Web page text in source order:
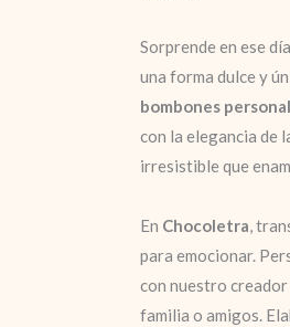
Sorprende en ese
una forma dulce y
bombones
con la elegancia de
irresistible que
En Chocoletra ,
para emocionar.
con nuestro
familia o amigos.